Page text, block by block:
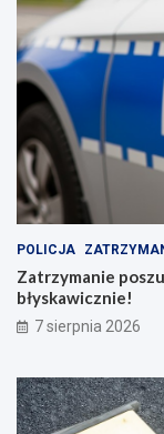
POLICJA
Zatrzymanie
błyskawicznie!
7 sierpnia 2026